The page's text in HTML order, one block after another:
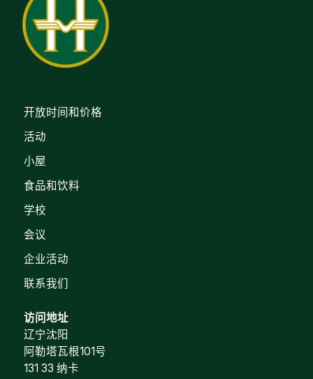
开放时间和价格
活动
小屋
食品和饮料
学校
会议
企业活动
联系我们
访问地址
辽宁沈阳
阿勒塔瓦根101号
131 33 纳卡